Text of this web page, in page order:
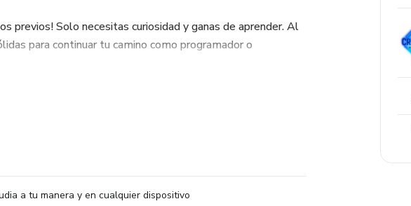
previos! Solo necesitas curiosidad y ganas de aprender. Al
para continuar tu camino como programador o
a tu manera y en cualquier dispositivo